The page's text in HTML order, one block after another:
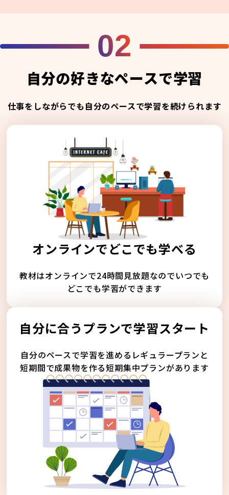
02
自分の好きなペースで学習
仕事をしながらでも自分のペースで学習を続けられます
オンラインでどこでも学べる
教材はオンラインで24時間見放題なのでいつでも
どこでも学習ができます
自分に合うプランで学習スタート
自分のペースで学習を進めるレギュラープランと
短期間で成果物を作る短期集中プランがあります